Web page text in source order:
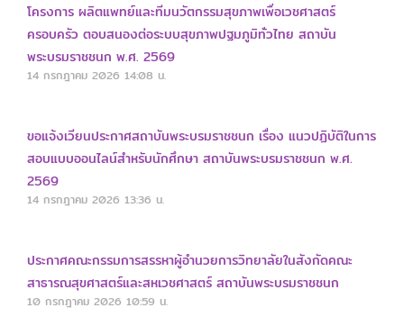
โครงการ ผลิตแพทย์และทีมนวัตกรรมสุขภาพเพื่อเวชศาสตร์
ครอบครัว ตอบสนองต่อระบบสุขภาพปฐมภูมิทั่วไทย สถาบัน
พระบรมราชชนก พ.ศ. 2569
14 กรกฎาคม 2026 14:08 น.
ขอแจ้งเวียนประกาศสถาบันพระบรมราชชนก เรื่อง แนวปฏิบัติในการ
สอบแบบออนไลน์สำหรับนักศึกษา สถาบันพระบรมราชชนก พ.ศ.
2569
14 กรกฎาคม 2026 13:36 น.
ประกาศคณะกรรมการสรรหาผู้อำนวยการวิทยาลัยในสังกัดคณะ
สาธารณสุขศาสตร์และสหเวชศาสตร์ สถาบันพระบรมราชชนก
10 กรกฎาคม 2026 10:59 น.